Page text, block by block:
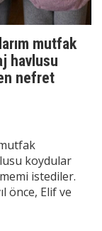
mutfak
havlusu
nefret
koydular
istediler.
önce, Elif ve